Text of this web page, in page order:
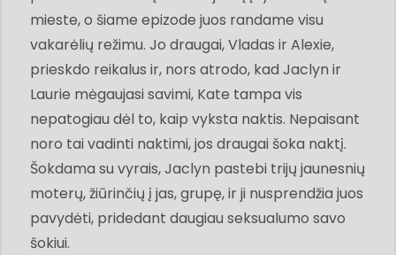
mieste, o šiame epizode juos randame visu
vakarėlių režimu. Jo draugai, Vladas ir Alexie,
prieskdo reikalus ir, nors atrodo, kad Jaclyn ir
Laurie mėgaujasi savimi, Kate tampa vis
nepatogiau dėl to, kaip vyksta naktis. Nepaisant
noro tai vadinti naktimi, jos draugai šoka naktį.
Šokdama su vyrais, Jaclyn pastebi trijų jaunesnių
moterų, žiūrinčių į jas, grupę, ir ji nusprendžia juos
pavydėti, pridedant daugiau seksualumo savo
šokiui.